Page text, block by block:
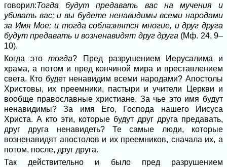
говорил:Тогда будут предавать вас на мучения и
убивать вас; и вы будете ненавидимы всеми народами
за Имя Мое; и тогда соблазнятся многие, и друг друга
будут предавать и возненавидят друг друга (Мф. 24, 9–
10).
Когда этотогда? Пред разрушением Иерусалима и
храма, а потом и пред кончиной мира и преставлением
света. Кто будет ненавидим всеми народами? Апостолы
Христовы, их преемники, пастыри и учители Церкви и
вообще православные христиане. За чье это имя будут
ненавидимы? За имя Его, Господа нашего Иисуса
Христа. А кто эти, которые будут друг друга предавать,
друг друга ненавидеть? Те самые люди, которые
возненавидят апостолов и их преемников, сначала их, а
потом, после, друг друга.
Так действительно и было пред разрушением